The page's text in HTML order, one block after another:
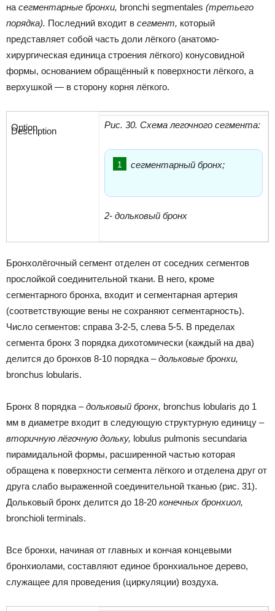
на сегментарные бронхи, bronchi segmentales (третьего
порядка). Последний входит в сегмент, который
представляет собой часть доли лёгкого (анатомо-
хирургическая единица строения лёгкого) конусовидной
формы, основанием обращённый к поверхности лёгкого, а
верхушкой — в сторону корня лёгкого.
Рис. 30. Схема легочного сегмента:
сегментарный бронх;
2- дольковый бронх
Бронхолёгочный сегмент отделен от соседних сегментов
прослойкой соединительной ткани. В него, кроме
сегментарного бронха, входит и сегментарная артерия
(соответствующие вены не сохраняют сегментарность).
Число сегментов: справа 3-2-5, слева 5-5. В пределах
сегмента бронх 3 порядка дихотомически (каждый на два)
делится до бронхов 8-10 порядка –дольковые бронхи,
bronchus lobularis.
Бронх 8 порядка –дольковый бронх, bronchus lobularis до 1
мм в диаметре входит в следующую структурную единицу –
вторичную лёгочную дольку, lobulus pulmonis secundaria
пирамидальной формы, расширенной частью которая
обращена к поверхности сегмента лёгкого и отделена друг от
друга слабо выраженной соединительной тканью (рис. 31).
Дольковый бронх делится до 18-20 конечных бронхиол,
bronchioli terminals.
Все бронхи, начиная от главных и кончая концевыми
бронхиолами, составляют единое бронхиальное дерево,
служащее для проведения (циркуляции) воздуха.